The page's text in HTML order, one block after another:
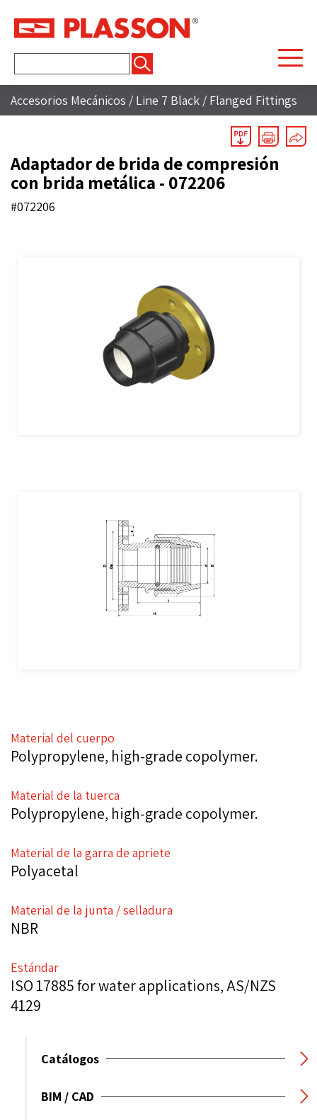
Accesorios Mecánicos / Line 7 Black / Flanged Fittings
Adaptador de brida de compresión
con brida metálica - 072206
#072206
Material del cuerpo
Polypropylene, high-grade copolymer.
Material de la tuerca
Polypropylene, high-grade copolymer.
Material de la garra de apriete
Polyacetal
Material de la junta / selladura
NBR
Estándar
ISO 17885 for water applications, AS/NZS
4129
Catálogos
BIM / CAD